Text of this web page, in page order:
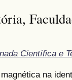
Científica e
na